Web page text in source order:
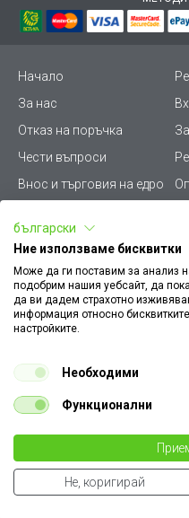
Начало
За нас
Отказ на поръчка
Чести въпроси
Внос и търговия на едро
Условия за ползване
Стани дистрибутор
Карта на сайта
Как да намеря документ
към поръчка
Конфигуратор за ел.
ключове и контакти
Уважаеми Клиенти, моля да
нашия сайт
те могат да се различават от
променя неговите
български
Ние използваме бисквитки
Може да ги поставим за анализ
подобрим нашия уебсайт, да
да ви дадем страхотно
информация относно
настройките.
Необходими
Функционални
Не, коригирай